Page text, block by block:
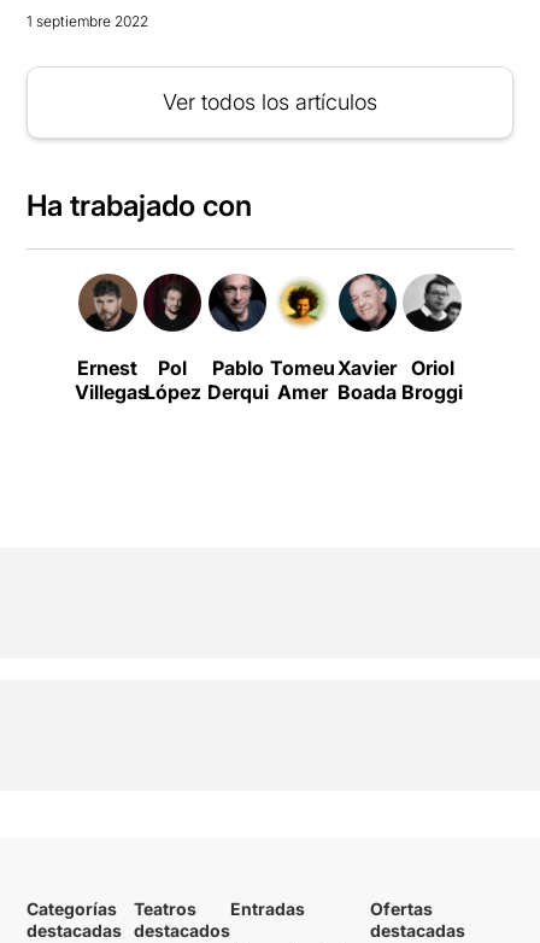
1 septiembre 2022
Ver todos los artículos
Ha trabajado con
Ernest
Villegas
Pol
López
Pablo
Derqui
Tomeu
Amer
Xavier
Boada
Oriol
Broggi
Categorías
destacadas
Teatros
destacados
Entradas
Ofertas
destacadas